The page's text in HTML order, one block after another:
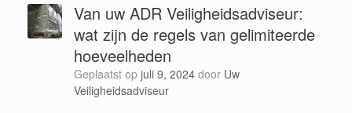
Van uw ADR Veiligheidsadviseur:
wat zijn de regels van gelimiteerde
hoeveelheden
Geplaatst op juli 9, 2024 door Uw
Veiligheidsadviseur